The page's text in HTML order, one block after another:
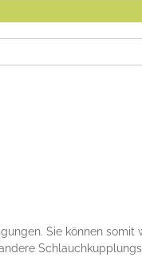
Sie können